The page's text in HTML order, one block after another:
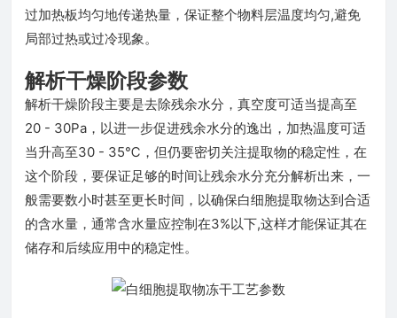
过加热板均匀地传递热量，保证整个物料层温度均匀,避免
局部过热或过冷现象。
解析干燥阶段参数
解析干燥阶段主要是去除残余水分，真空度可适当提高至
20 - 30Pa，以进一步促进残余水分的逸出，加热温度可适
当升高至30 - 35℃，但仍要密切关注提取物的稳定性，在
这个阶段，要保证足够的时间让残余水分充分解析出来，一
般需要数小时甚至更长时间，以确保白细胞提取物达到合适
的含水量，通常含水量应控制在3%以下,这样才能保证其在
储存和后续应用中的稳定性。